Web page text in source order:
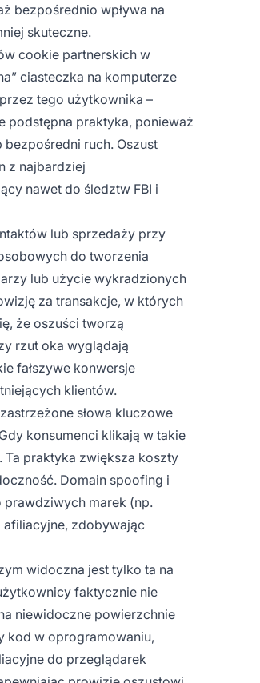
bezpośrednio wpływa na
skuteczne.
cookie partnerskich w
ciasteczka na komputerze
tego użytkownika –
podstępna praktyka, ponieważ
ruch. Oszust
z najbardziej
nawet do śledztw FBI i
lub sprzedaży przy
do tworzenia
lub użycie wykradzionych
za transakcje, w których
że oszuści tworzą
rzut oka wyglądają
fałszywe konwersje
klientów.
słowa kluczowe
konsumenci klikają w takie
Ta praktyka zwiększa koszty
Domain spoofing i
prawdziwych marek (np.
zdobywając
widoczna jest tylko ta na
faktycznie nie
niewidoczne powierzchnie
kod w oprogramowaniu,
do przeglądarek